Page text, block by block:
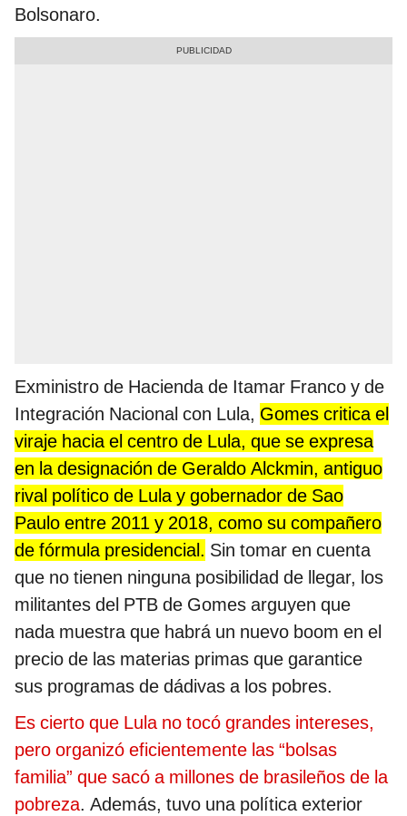
Bolsonaro.
Exministro de Hacienda de Itamar Franco y de
Integración Nacional con Lula, Gomes critica el
viraje hacia el centro de Lula, que se expresa
en la designación de Geraldo Alckmin, antiguo
rival político de Lula y gobernador de Sao
Paulo entre 2011 y 2018, como su compañero
de fórmula presidencial. Sin tomar en cuenta
que no tienen ninguna posibilidad de llegar, los
militantes del PTB de Gomes arguyen que
nada muestra que habrá un nuevo boom en el
precio de las materias primas que garantice
sus programas de dádivas a los pobres.
Es cierto que Lula no tocó grandes intereses,
pero organizó eficientemente las “bolsas
familia” que sacó a millones de brasileños de la
pobreza. Además, tuvo una política exterior